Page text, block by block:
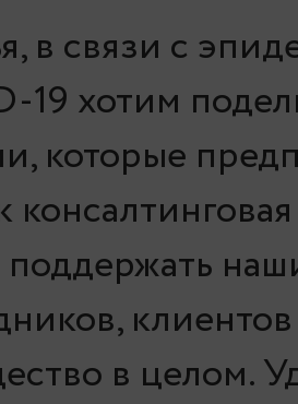
в связи с
19 хотим
которые
в целом.